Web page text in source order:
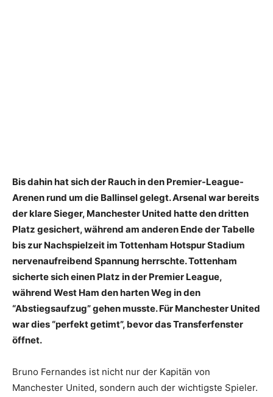
Bis dahin hat sich der Rauch in den Premier-League-
Arenen rund um die Ballinsel gelegt. Arsenal war bereits
der klare Sieger, Manchester United hatte den dritten
Platz gesichert, während am anderen Ende der Tabelle
bis zur Nachspielzeit im Tottenham Hotspur Stadium
nervenaufreibend Spannung herrschte. Tottenham
sicherte sich einen Platz in der Premier League,
während West Ham den harten Weg in den
“Abstiegsaufzug” gehen musste. Für Manchester United
war dies “perfekt getimt”, bevor das Transferfenster
öffnet.
Bruno Fernandes ist nicht nur der Kapitän von
Manchester United, sondern auch der wichtigste Spieler.